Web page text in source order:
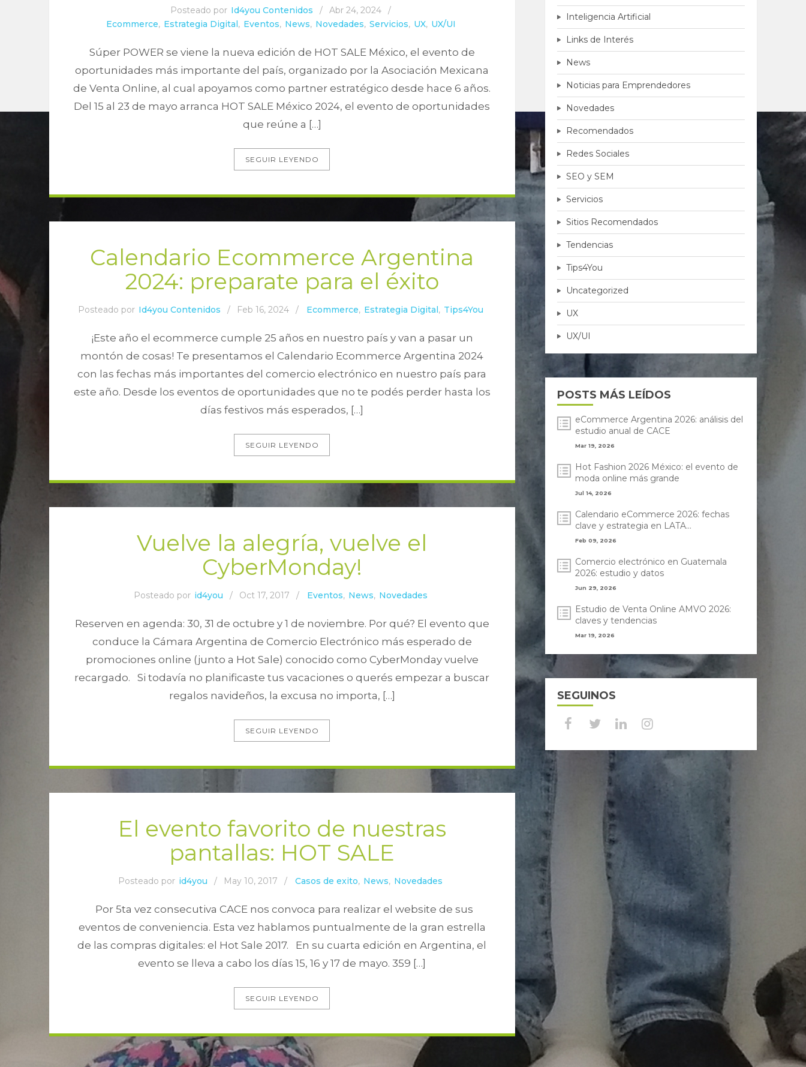
Posteado por Id4you Contenidos / Abr 24, 2024
/
Ecommerce, Estrategia Digital, Eventos, News, Novedades, Servicios, UX, UX/UI
Súper POWER se viene la nueva edición de HOT SALE México, el evento de
oportunidades más importante del país, organizado por la Asociación Mexicana
de Venta Online, al cual apoyamos como partner estratégico desde hace 6 años.
Del 15 al 23 de mayo arranca HOT SALE México 2024, el evento de oportunidades
que reúne a […]
SEGUIR LEYENDO
Calendario Ecommerce Argentina
2024: preparate para el éxito
Posteado por Id4you Contenidos / Feb 16, 2024 / Ecommerce, Estrategia Digital, Tips4You
¡Este año el ecommerce cumple 25 años en nuestro país y van a pasar un
montón de cosas! Te presentamos el Calendario Ecommerce Argentina 2024
con las fechas más importantes del comercio electrónico en nuestro país para
este año. Desde los eventos de oportunidades que no te podés perder hasta los
días festivos más esperados, […]
SEGUIR LEYENDO
Vuelve la alegría, vuelve el
CyberMonday!
Posteado por id4you / Oct 17, 2017 / Eventos, News, Novedades
Reserven en agenda: 30, 31 de octubre y 1 de noviembre. Por qué? El evento que
conduce la Cámara Argentina de Comercio Electrónico más esperado de
promociones online (junto a Hot Sale) conocido como CyberMonday vuelve
recargado. Si todavía no planificaste tus vacaciones o querés empezar a buscar
regalos navideños, la excusa no importa, […]
SEGUIR LEYENDO
El evento favorito de nuestras
pantallas: HOT SALE
Posteado por id4you / May 10, 2017 / Casos de exito, News, Novedades
Por 5ta vez consecutiva CACE nos convoca para realizar el website de sus
eventos de conveniencia. Esta vez hablamos puntualmente de la gran estrella
de las compras digitales: el Hot Sale 2017. En su cuarta edición en Argentina, el
evento se lleva a cabo los días 15, 16 y 17 de mayo. 359 […]
SEGUIR LEYENDO
Inteligencia Artificial
Links de Interés
News
Noticias para Emprendedores
Novedades
Recomendados
Redes Sociales
SEO y SEM
Servicios
Sitios Recomendados
Tendencias
Tips4You
Uncategorized
UX
UX/UI
POSTS MÁS LEÍDOS
eCommerce Argentina 2026: análisis del
estudio anual de CACE
Mar 19, 2026
Hot Fashion 2026 México: el evento de
moda online más grande
Jul 14, 2026
Calendario eCommerce 2026: fechas
clave y estrategia en LATA...
Feb 09, 2026
Comercio electrónico en Guatemala
2026: estudio y datos
Jun 29, 2026
Estudio de Venta Online AMVO 2026:
claves y tendencias
Mar 19, 2026
SEGUINOS